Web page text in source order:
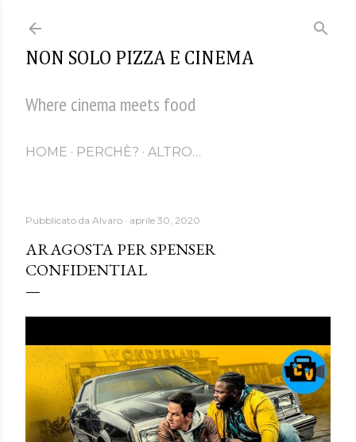
NON SOLO PIZZA E CINEMA
Where cinema meets food
HOME PERCHÈ? ALTRO…
Pubblicato da Alvaro aprile 30, 2020
ARAGOSTA PER SPENSER
CONFIDENTIAL